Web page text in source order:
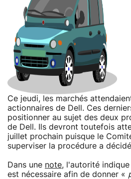
Ce jeudi, les marchés
actionnaires de Dell. Ces
positionner au sujet des deux
de Dell. Ils devront toutefois
juillet prochain puisque le
superviser la procédure a
Dans une note, l'autorité
est nécessaire afin de donner «